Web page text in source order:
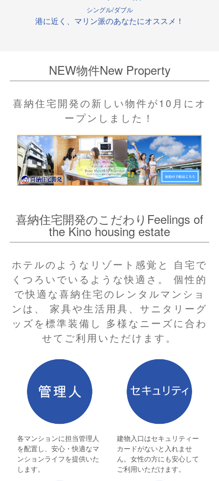
シングル/ダブル
港に近く、マリン派のあなたにオススメ！
NEW物件New Property
喜納住宅開発の新しい物件が10月にオ
ープンしました！
喜納住宅開発のこだわりFeelings of
the Kino housing estate
ホテルのようなリゾート感覚と 自宅で
くつろいでいるような快適さ。 個性的
で快適な喜納住宅のレンタルマンショ
ンは、 家具や生活用具、サニタリーグ
ッズを標準装備し 多様なニーズに合わ
せてご利用いただけます。
各マンションに担当管理人
を配置し、安心・快適なマ
ンションライフを提供いた
します。
建物入口はセキュリティー
カードがないと入れませ
ん。女性の方にも安心して
ご利用いただけます。